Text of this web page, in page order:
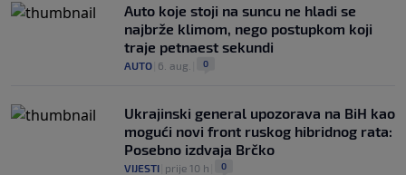
Auto koje stoji na suncu ne hladi se
najbrže klimom, nego postupkom koji
traje petnaest sekundi
AUTO 6. aug. 0
Ukrajinski general upozorava na BiH kao
mogući novi front ruskog hibridnog rata:
Posebno izdvaja Brčko
VIJESTI prije 10 h 0